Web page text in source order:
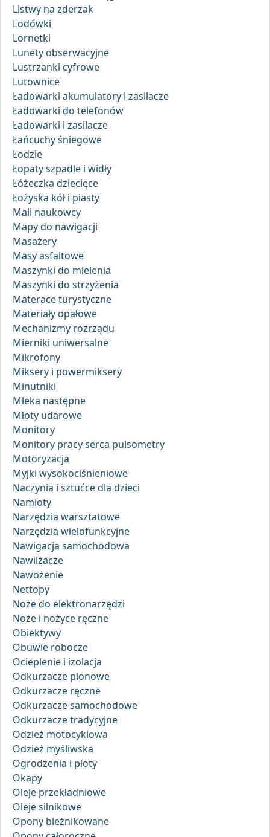
Listwy na zderzak
Lodówki
Lornetki
Lunety obserwacyjne
Lustrzanki cyfrowe
Lutownice
Ładowarki akumulatory i zasilacze
Ładowarki do telefonów
Ładowarki i zasilacze
Łańcuchy śniegowe
Łodzie
Łopaty szpadle i widły
Łóżeczka dziecięce
Łożyska kół i piasty
Mali naukowcy
Mapy do nawigacji
Masażery
Masy asfaltowe
Maszynki do mielenia
Maszynki do strzyżenia
Materace turystyczne
Materiały opałowe
Mechanizmy rozrządu
Mierniki uniwersalne
Mikrofony
Miksery i powermiksery
Minutniki
Mleka następne
Młoty udarowe
Monitory
Monitory pracy serca pulsometry
Motoryzacja
Myjki wysokociśnieniowe
Naczynia i sztućce dla dzieci
Namioty
Narzędzia warsztatowe
Narzędzia wielofunkcyjne
Nawigacja samochodowa
Nawilżacze
Nawożenie
Nettopy
Noże do elektronarzędzi
Noże i nożyce ręczne
Obiektywy
Obuwie robocze
Ocieplenie i izolacja
Odkurzacze pionowe
Odkurzacze ręczne
Odkurzacze samochodowe
Odkurzacze tradycyjne
Odzież motocyklowa
Odzież myśliwska
Ogrodzenia i płoty
Okapy
Oleje przekładniowe
Oleje silnikowe
Opony bieżnikowane